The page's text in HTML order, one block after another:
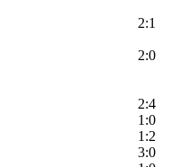
2:1
2:0
2:4
1:0
1:2
3:0